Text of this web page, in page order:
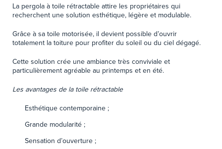
La pergola à toile rétractable attire les propriétaires qui
recherchent une solution esthétique, légère et modulable.
Grâce à sa toile motorisée, il devient possible d’ouvrir
totalement la toiture pour profiter du soleil ou du ciel dégagé.
Cette solution crée une ambiance très conviviale et
particulièrement agréable au printemps et en été.
Les avantages de la toile rétractable
Esthétique contemporaine ;
Grande modularité ;
Sensation d’ouverture ;